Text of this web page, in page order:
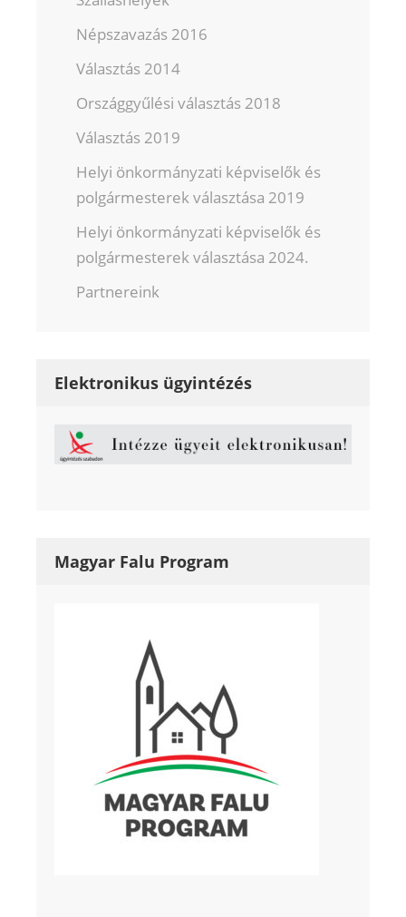
Népszavazás 2016
Választás 2014
Országgyűlési választás 2018
Választás 2019
Helyi önkormányzati képviselők és
polgármesterek választása 2019
Helyi önkormányzati képviselők és
polgármesterek választása 2024.
Partnereink
Elektronikus ügyintézés
Magyar Falu Program